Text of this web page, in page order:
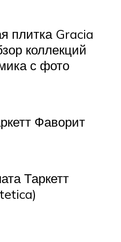
плитка Gracia
коллекций
с фото
Фаворит
Таркетт